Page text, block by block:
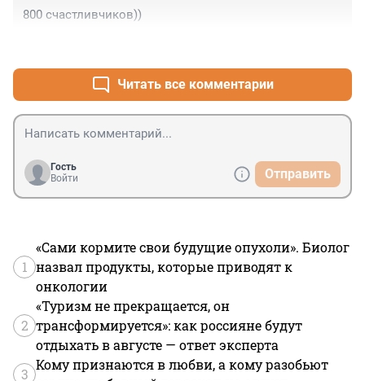
800 счастливчиков))
Читать все комментарии
Гость
Войти
Отправить
1
«Сами кормите свои будущие опухоли». Биолог
назвал продукты, которые приводят к
онкологии
2
«Туризм не прекращается, он
трансформируется»: как россияне будут
отдыхать в августе — ответ эксперта
3
Кому признаются в любви, а кому разобьют